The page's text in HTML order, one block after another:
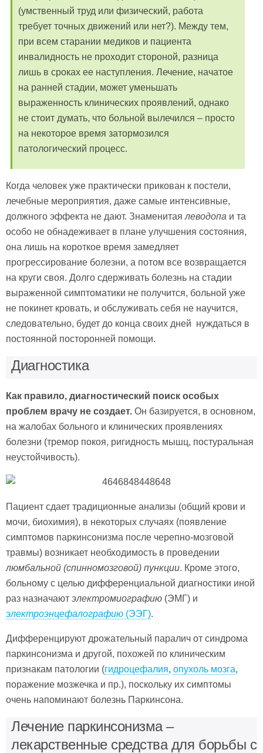
(умственный труд или физический, работа
требует точных движений или нет?). Между тем,
при всем старании медиков и пациента
инвалидность не проходит стороной, разница
лишь в сроках ее наступления. Лечение, начатое
на ранней стадии, может уменьшать
выраженность клинических проявлений, однако
не стоит думать, что больной вылечился – просто
на некоторое время затормозился
патологический процесс.
Когда человек уже практически прикован к постели,
лечебные мероприятия, даже самые интенсивные,
должного эффекта не дают. Знаменитая леводопа и та
особо не обнадеживает в плане улучшения состояния,
она лишь на короткое время замедляет
прогрессирование болезни, а потом все возвращается
на круги своя. Долго сдерживать болезнь на стадии
выраженной симптоматики не получится, больной уже
не покинет кровать, и обслуживать себя не научится,
следовательно, будет до конца своих дней нуждаться в
постоянной посторонней помощи.
Диагностика
Как правило, диагностический поиск особых
проблем врачу не создает. Он базируется, в основном,
на жалобах больного и клинических проявлениях
болезни (тремор покоя, ригидность мышц, постуральная
неустойчивость).
Пациент сдает традиционные анализы (общий крови и
мочи, биохимия), в некоторых случаях (появление
симптомов паркинсонизма после черепно-мозговой
травмы) возникает необходимость в проведении
люмбальной (спинномозговой) пункции. Кроме этого,
больному с целью дифференциальной диагностики иной
раз назначают электромиографию (ЭМГ) и
электроэнцефалографию (ЭЭГ).
Дифференцируют дрожательный паралич от синдрома
паркинсонизма и другой, похожей по клиническим
признакам патологии (гидроцефалия, опухоль мозга,
поражение мозжечка и пр.), поскольку их симптомы
очень напоминают болезнь Паркинсона.
Лечение паркинсонизма –
лекарственные средства для борьбы с